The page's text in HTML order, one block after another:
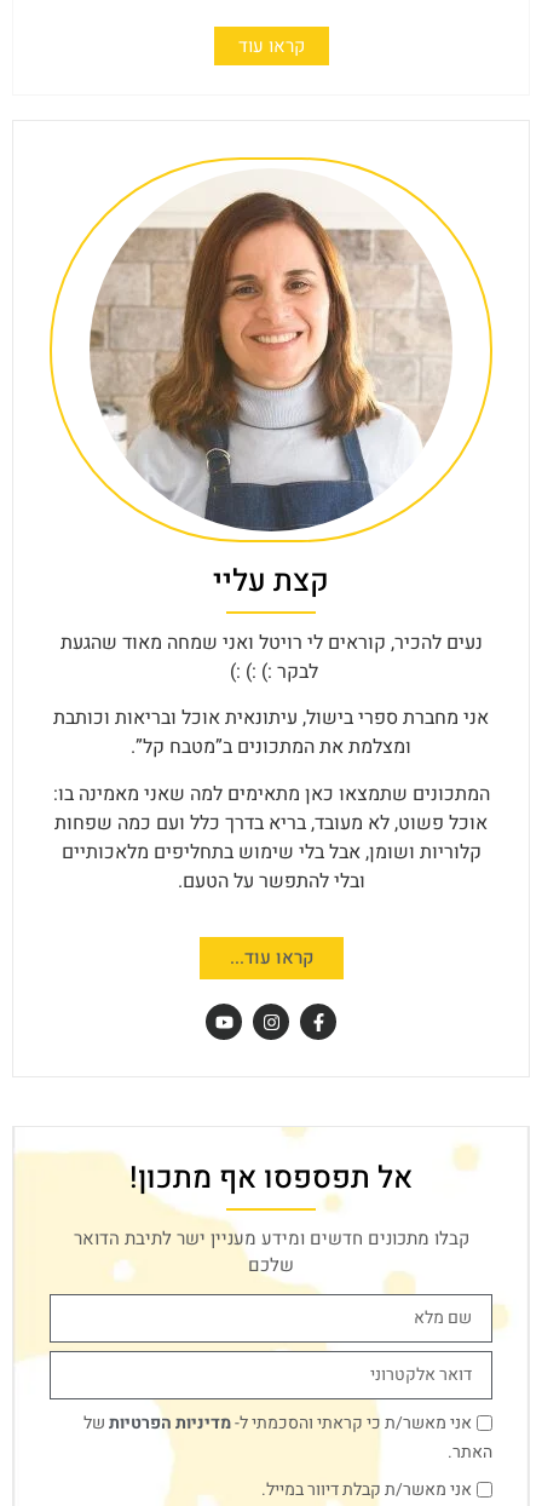
קראו עוד
קצת עליי
נעים להכיר, קוראים לי רויטל ואני שמחה מאוד שהגעת
לבקר :) :) :)
אני מחברת ספרי בישול, עיתונאית אוכל ובריאות וכותבת
ומצלמת את המתכונים ב”מטבח קל”.
המתכונים שתמצאו כאן מתאימים למה שאני מאמינה בו:
אוכל פשוט, לא מעובד, בריא בדרך כלל ועם כמה שפחות
קלוריות ושומן, אבל בלי שימוש בתחליפים מלאכותיים
ובלי להתפשר על הטעם.
קראו עוד...
אל תפספסו אף מתכון!
קבלו מתכונים חדשים ומידע מעניין ישר לתיבת הדואר
שלכם
אני מאשר/ת כי קראתי והסכמתי ל-מדיניות הפרטיותשל
האתר.
אני מאשר/ת קבלת דיוור במייל.